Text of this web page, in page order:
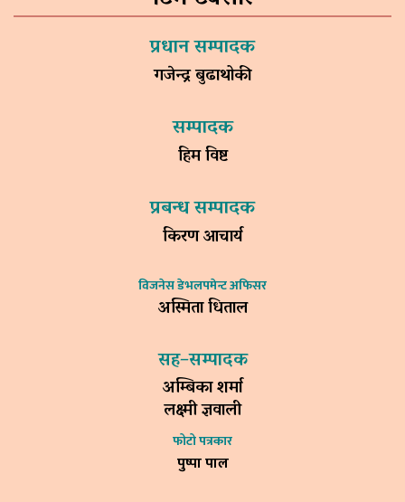
प्रधान सम्पादक
गजेन्द्र बुढाथोकी
सम्पादक
हिम विष्ट
प्रबन्ध सम्पादक
किरण आचार्य
विजनेस डेभलपमेन्ट अफिसर
अस्मिता धिताल
सह–सम्पादक
अम्बिका शर्मा
लक्ष्मी ज्ञवाली
फोटो पत्रकार
पुष्पा पाल